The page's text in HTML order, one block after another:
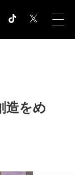
会情報
造をめ